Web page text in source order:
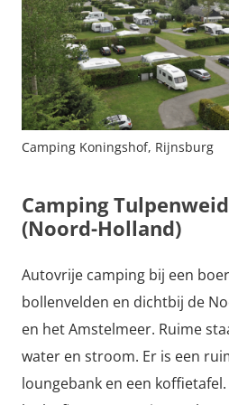
Camping Koningshof, Rijnsburg
Camping
(Noord-Holland)
Autovrije camping bij een
bollenvelden en dichtbij de
en het Amstelmeer. Ruime
water en stroom. Er is een
loungebank en een